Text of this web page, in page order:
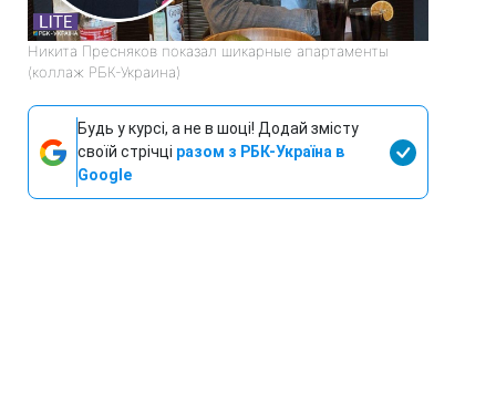
Никита Пресняков показал шикарные апартаменты
(коллаж РБК-Украина)
Будь у курсі, а не в шоці! Додай змісту
своїй стрічці разом з РБК-Україна в
Google